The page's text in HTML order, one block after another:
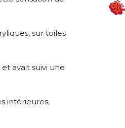
et conditions
sur toiles
avait suivi une
intérieures,